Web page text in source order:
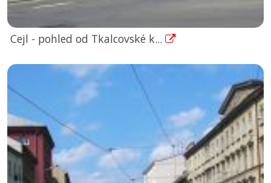
Cejl - pohled od Tkalcovské k...